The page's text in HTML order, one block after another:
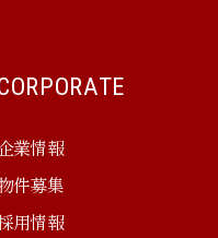
業情報
件募集
用情報